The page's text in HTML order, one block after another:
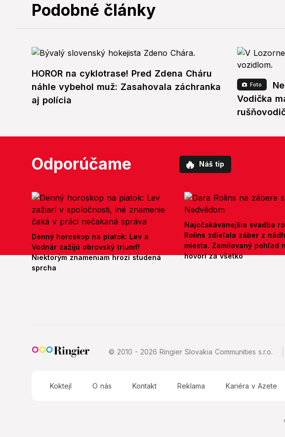
Podobné články
HOROR na cyklotrase! Pred Zdena Cháru
náhle vybehol muž: Zasahovala záchranka
aj polícia
Foto
Vodička
Odporúčame 🔥 Náš tip
Denný horoskop na piatok: Lev a
Vodnár zažijú obrovský triumf!
Niektorým znameniam hrozí studená
sprcha
Najočakávanejšia svadba
Rolins zdieľala záber z
miesta. Zamilovaný pohľad
hovorí za všetko
© 2010 - 2026 Ringier Slovakia Communities s.r.o.
Koktejl O nás Kontakt Reklama Kariéra v Azete